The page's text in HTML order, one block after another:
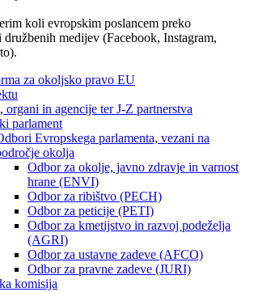
koli evropskim poslancem preko
družbenih medijev (Facebook, Instagram,
za okoljsko pravo EU
in agencije ter J-Z partnerstva
parlament
Evropskega parlamenta, vezani na
okolja
Odbor za okolje, javno zdravje in varnost
hrane (ENVI)
Odbor za ribištvo (PECH)
Odbor za peticije (PETI)
Odbor za kmetijstvo in razvoj podeželja
(AGRI)
Odbor za ustavne zadeve (AFCO)
Odbor za pravne zadeve (JURI)
komisija